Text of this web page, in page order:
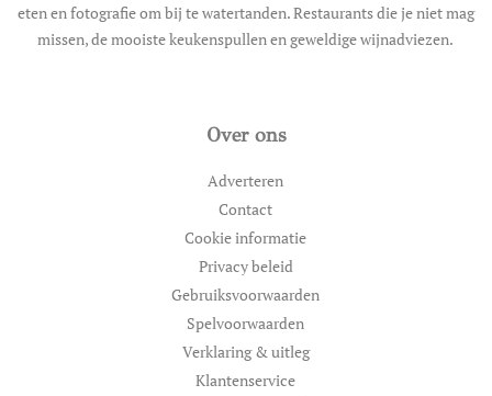
eten en fotografie om bij te watertanden. Restaurants die je niet mag
missen, de mooiste keukenspullen en geweldige wijnadviezen.
Over ons
Adverteren
Contact
Cookie informatie
Privacy beleid
Gebruiksvoorwaarden
Spelvoorwaarden
Verklaring & uitleg
Klantenservice